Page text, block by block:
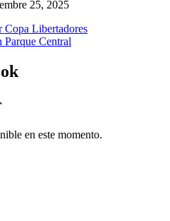
25, 2025
Copa Libertadores
Central
en este momento.